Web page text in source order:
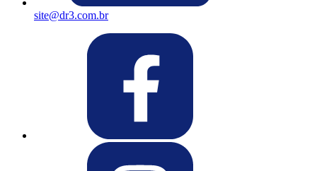
site@dr3.com.br